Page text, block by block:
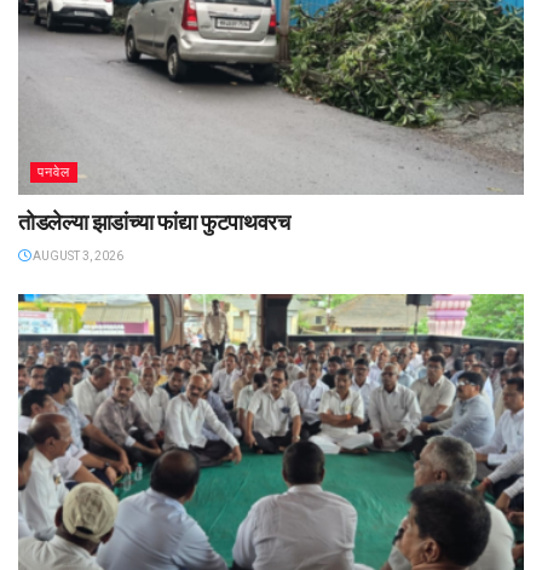
पनवेल
तोडलेल्या झाडांच्या फांद्या फुटपाथवरच
AUGUST 3, 2026